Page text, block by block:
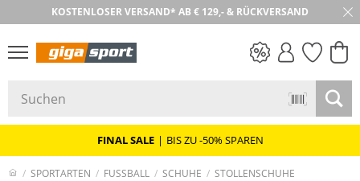
KOSTENLOSER VERSAND* AB € 129,- & RÜCKVERSAND
FINAL SALE | BIS ZU -50% SPAREN
SPORTARTEN FUSSBALL SCHUHE STOLLENSCHUHE